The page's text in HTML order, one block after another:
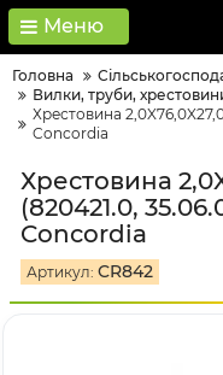
Меню
Головна
Вилки, труби,
Хрестовина
Concordia
Хрестовина
(820421.0,
Concordia
Артикул: CR842